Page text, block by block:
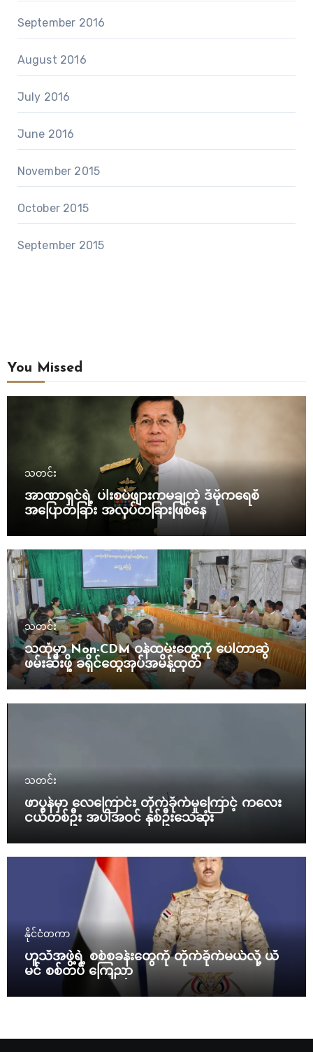
September 2016
August 2016
July 2016
June 2016
November 2015
October 2015
September 2015
You Missed
သတင်း
အာဏာရှင်ရဲ့ ပါးစပ်ဖျားကမချတဲ့ ဒီမိုကရေစီ
အပြောတခြား အလုပ်တခြားဖြစ်နေ
သတင်း
သထုံမှာ Non-CDM ဝန်ထမ်းတွေကို ပေါ်တာဆွဲ
ဖမ်းဆီးဖို့ ခရိုင်ထွေအုပ်အမိန့်ထုတ်
သတင်း
ဖာပွန်မှာ လေကြောင်း တိုက်ခိုက်မှုကြောင့် ကလေး
ငယ်တစ်ဦး အပါအဝင် နှစ်ဦးသေဆုံး
နိုင်ငံတကာ
ဟူသီအဖွဲ့ရဲ့ စစ်စခန်းတွေကို တိုက်ခိုက်မယ်လို့ ယီ
မင် စစ်တပ် ကြေညာ